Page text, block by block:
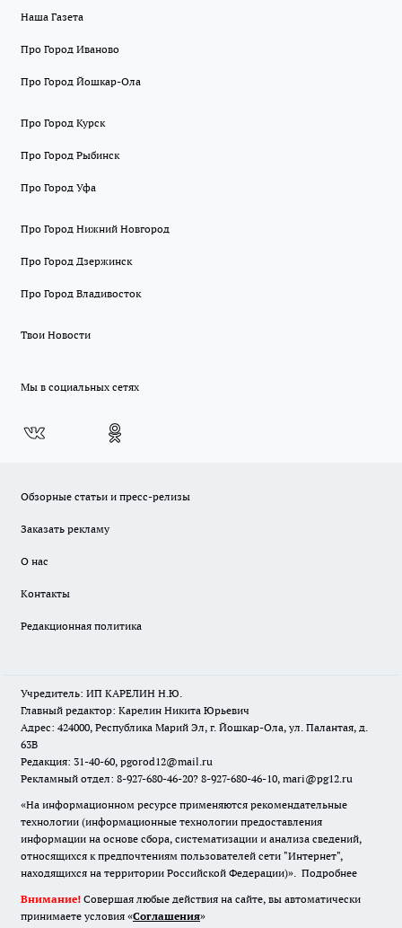
Наша Газета
Про Город Иваново
Про Город Йошкар-Ола
Про Город Курск
Про Город Рыбинск
Про Город Уфа
Про Город Нижний Новгород
Про Город Дзержинск
Про Город Владивосток
Твои Новости
Мы в социальных сетях
Обзорные статьи и пресс-релизы
Заказать рекламу
О нас
Контакты
Редакционная политика
Учредитель: ИП КАРЕЛИН Н.Ю.
Главный редактор: Карелин Никита Юрьевич
Адрес: 424000, Республика Марий Эл, г. Йошкар-Ола, ул. Палантая, д.
63В
Редакция: 31-40-60, pgorod12@mail.ru
Рекламный отдел: 8-927-680-46-20? 8-927-680-46-10, mari@pg12.ru
«На информационном ресурсе применяются рекомендательные
технологии (информационные технологии предоставления
информации на основе сбора, систематизации и анализа сведений,
относящихся к предпочтениям пользователей сети "Интернет",
находящихся на территории Российской Федерации)». Подробнее
Внимание! Совершая любые действия на сайте, вы автоматически
принимаете условия «Cоглашения»